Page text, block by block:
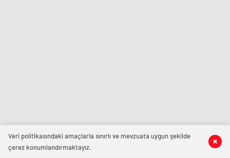
Veri politikasındaki amaçlarla sınırlı ve mevzuata uygun şekilde
çerez konumlandırmaktayız.